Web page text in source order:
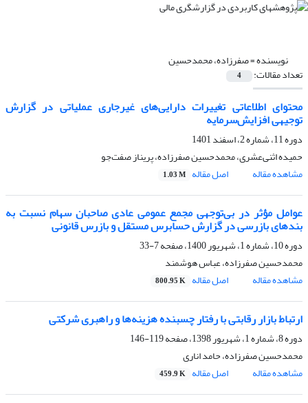
نویسنده =صفرزاده، محمدحسین
تعداد مقالات: 4
محتوای اطلاعاتی تغییرات دارایی‌های غیرجاری عملیاتی در گزارش
توجیهی افزایش‌سرمایه
دوره 11، شماره 2، اسفند 1401
حمیده اثنی‌عشری، محمدحسین صفرزاده، پریناز صفت‌جو
مشاهده مقاله
اصل مقاله 1.03 M
عوامل مؤثر در بی‌توجهی مجمع عمومی عادی صاحبان سهام نسبت به
بندهای بازرسی در گزارش حسابرس مستقل و بازرس قانونی
دوره 10، شماره 1، شهریور 1400، صفحه
7-33
محمدحسین صفرزاده، عباس هوشمند
مشاهده مقاله
اصل مقاله 800.95 K
ارتباط بازار رقابتی با رفتار چسبنده هزینه‌ها و راهبری شرکتی
دوره 8، شماره 1، شهریور 1398، صفحه
119-146
محمدحسین صفرزاده، حامد اناری
مشاهده مقاله
اصل مقاله 459.9 K